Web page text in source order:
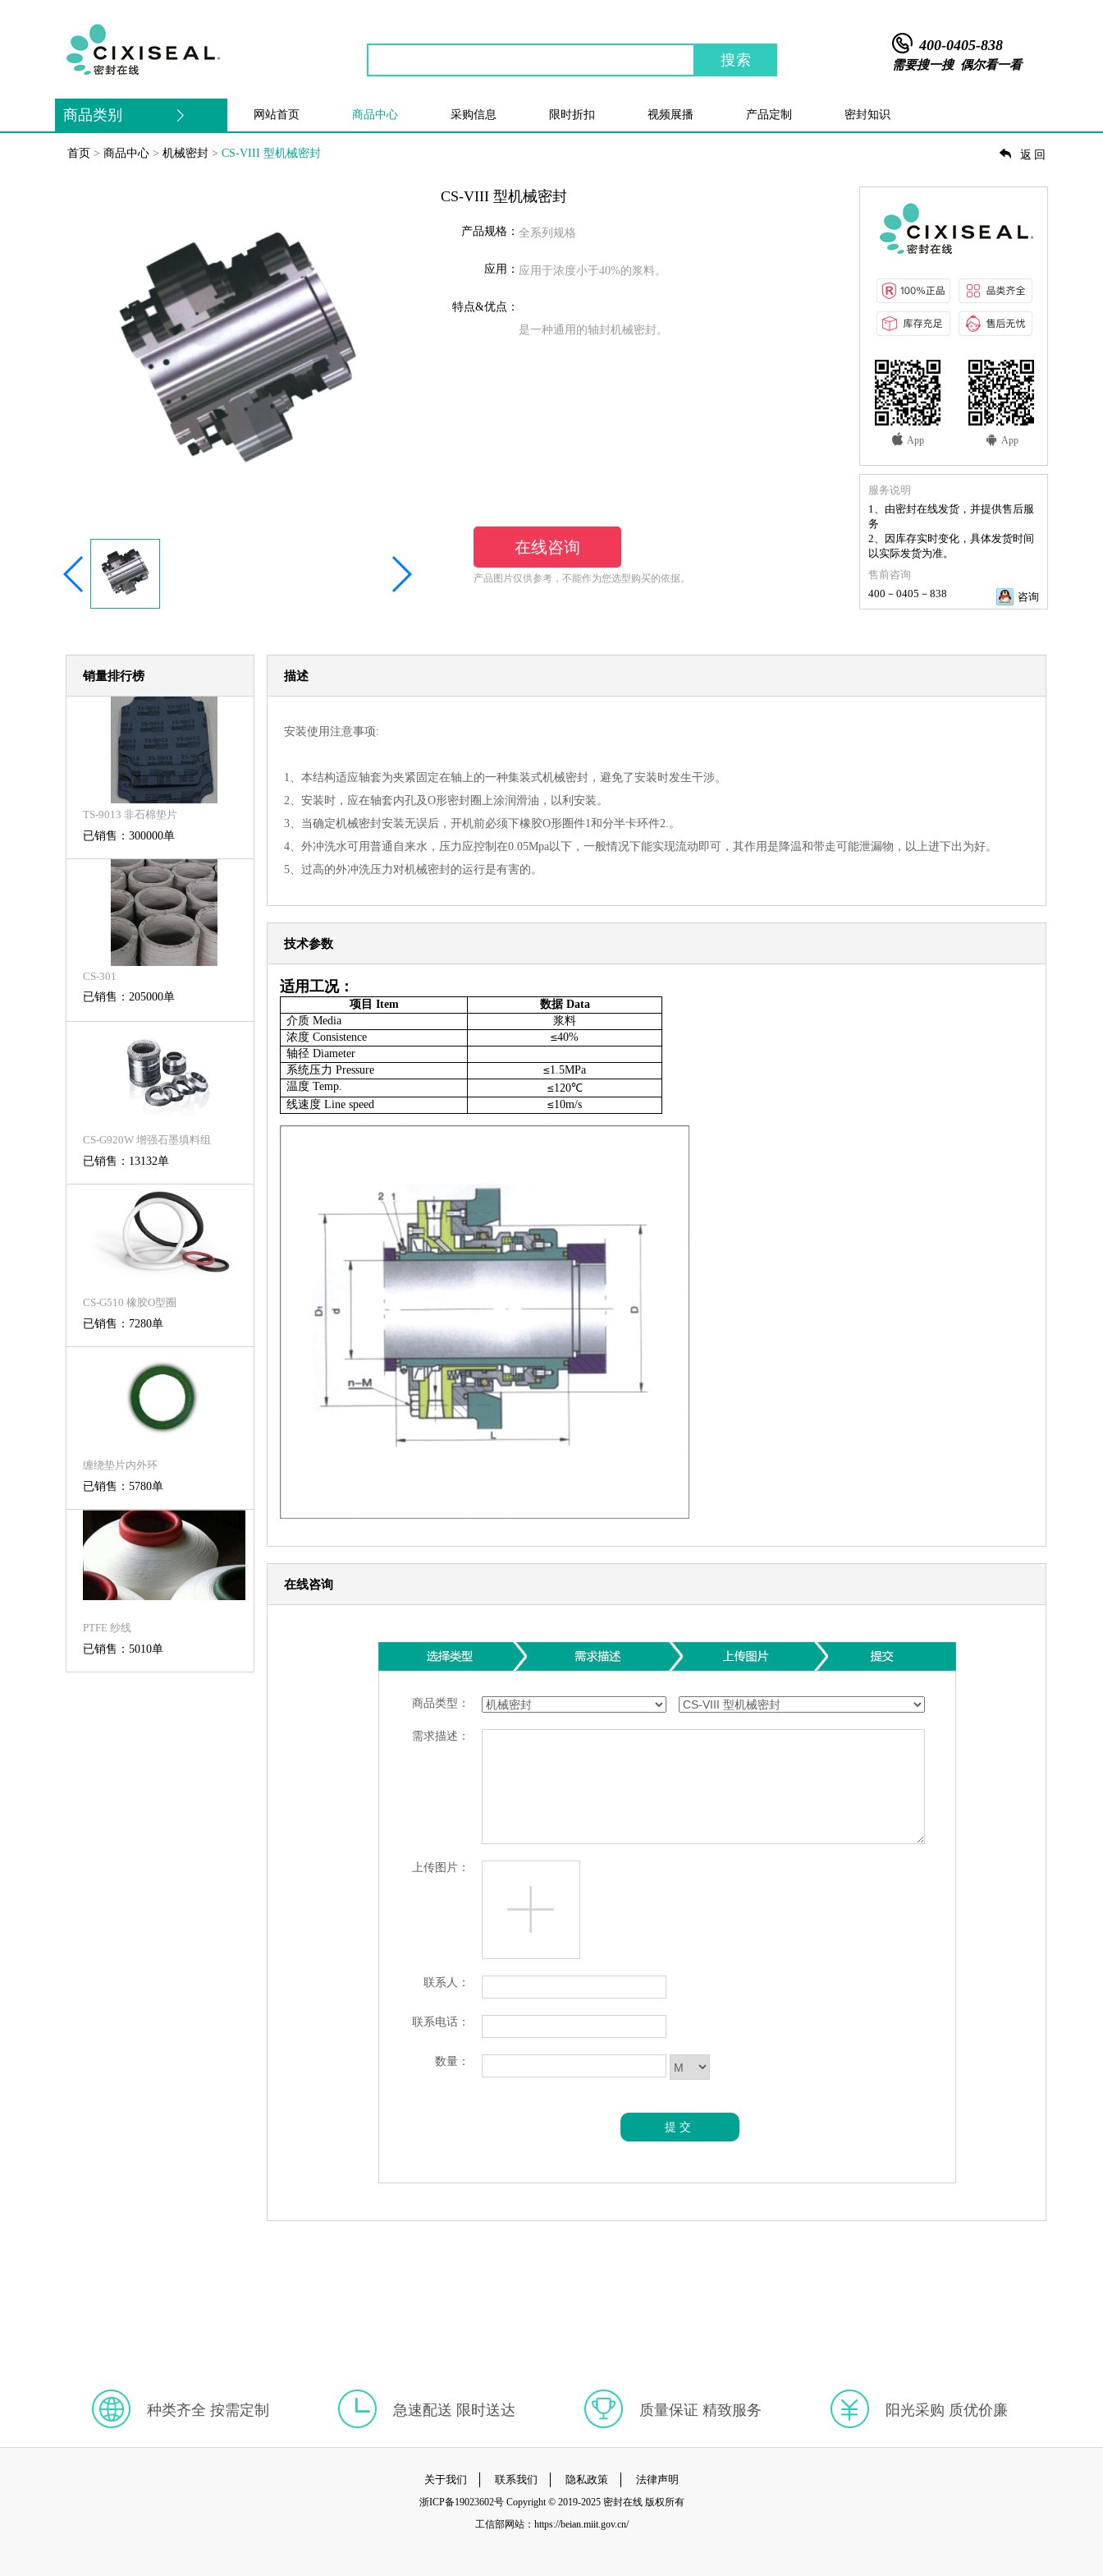
搜索
400-0405-838
需要搜一搜 偶尔看一看
商品类别 网站首页 商品中心 采购信息 限时折扣 视频展播 产品定制 密封知识
首页 > 商品中心 > 机械密封 > CS-VIII 型机械密封 返回
CS-VIII 型机械密封
产品规格： 全系列规格
应用： 应用于浓度小于40%的浆料。
特点&优点：
是一种通用的轴封机械密封。
在线咨询
产品图片仅供参考，不能作为您选型购买的依据。
App App
服务说明
1、由密封在线发货，并提供售后服
务
2、因库存实时变化，具体发货时间
以实际发货为准。
售前咨询
400－0405－838
咨询
销量排行榜
TS-9013 非石棉垫片
已销售：300000单
CS-301
已销售：205000单
CS-G920W 增强石墨填料组
已销售：13132单
CS-G510 橡胶O型圈
已销售：7280单
缠绕垫片内外环
已销售：5780单
PTFE 纱线
已销售：5010单
描述
安装使用注意事项:
1、本结构适应轴套为夹紧固定在轴上的一种集装式机械密封，避免了安装时发生干涉。
2、安装时，应在轴套内孔及O形密封圈上涂润滑油，以利安装。
3、当确定机械密封安装无误后，开机前必须下橡胶O形圈件1和分半卡环件2.。
4、外冲洗水可用普通自来水，压力应控制在0.05Mpa以下，一般情况下能实现流动即可，其作用是降温和带走可能泄漏物，以上进下出为好。
5、过高的外冲洗压力对机械密封的运行是有害的。
技术参数
适用工况：
项目 Item 数据 Data
介质Media
浆料
浓度Consistence ≤40%
轴径Diameter
系统压力Pressure ≤1.5MPa
温度Temp. ≤120℃
线速度Line speed ≤10m/s
在线咨询
商品类型：
需求描述：
上传图片：
联系人：
联系电话：
数量：
提交
种类齐全 按需定制 急速配送 限时送达 质量保证 精致服务 阳光采购 质优价廉
关于我们 联系我们 隐私政策 法律声明
浙ICP备19023602号Copyright © 2019-2025 密封在线 版权所有
工信部网站： https://beian.miit.gov.cn/